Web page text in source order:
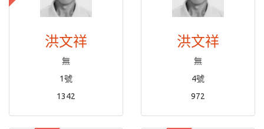
洪文祥
無
1號
1342
洪文祥
無
4號
972